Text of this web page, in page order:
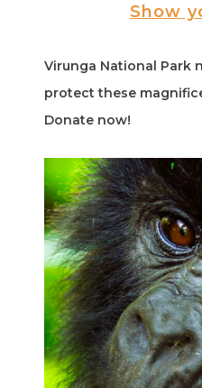
Show
Virunga National Park
protect these
Donate now!